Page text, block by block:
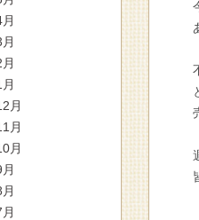
月
月
月